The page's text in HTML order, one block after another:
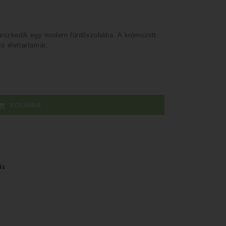
egy modern fürdőszobába. A krómozott
élettartamát.